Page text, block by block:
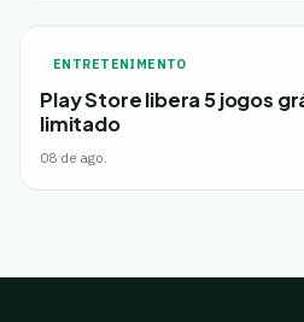
ENTRETENIMENTO
Play Store libera 5 jogos
limitado
08 de ago.